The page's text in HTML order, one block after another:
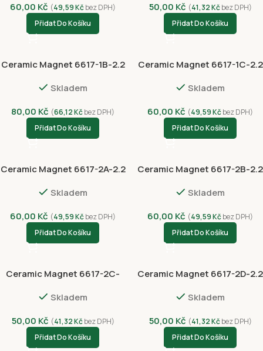
60,00 Kč (49,59Kčbez DPH)
Přidat Do Košíku
50,00 Kč (41,32Kčbez DPH)
Přidat Do Košíku
Ceramic Magnet 6617-1B-2.2
Skladem
80,00 Kč (66,12Kčbez DPH)
Přidat Do Košíku
Ceramic Magnet 6617-1C-2.2
Skladem
60,00 Kč (49,59Kčbez DPH)
Přidat Do Košíku
Ceramic Magnet 6617-2A-2.2
Skladem
60,00 Kč (49,59Kčbez DPH)
Přidat Do Košíku
Ceramic Magnet 6617-2B-2.2
Skladem
60,00 Kč (49,59Kčbez DPH)
Přidat Do Košíku
Ceramic Magnet 6617-2C-
Skladem
50,00 Kč (41,32Kčbez DPH)
Přidat Do Košíku
Ceramic Magnet 6617-2D-2.2
Skladem
50,00 Kč (41,32Kčbez DPH)
Přidat Do Košíku